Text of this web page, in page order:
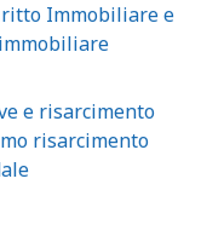
Immobiliare e
e risarcimento
risarcimento